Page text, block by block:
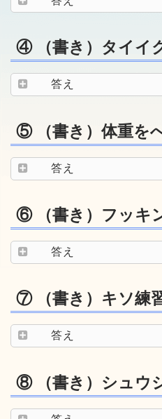
④ （書き）タイイ
答え
⑤ （書き）体重を
答え
⑥ （書き）フッキ
答え
⑦ （書き）キソ練
答え
⑧ （書き）シュウ